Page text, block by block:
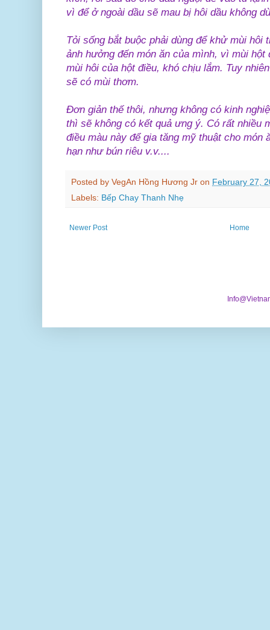
vì để ở ngoài dầu sẽ mau bị hôi dầu không
Tỏi sống bắt buộc phải dùng để khử mùi hôi
ảnh hưởng đến món ăn của mình, vì mùi
mùi hôi của hột điều, khó chịu lắm. Tuy
sẽ có mùi thơm.
Ðơn giản thế thôi, nhưng không có kinh
thì sẽ không có kết quả ưng ý. Có rất nhiều
điều màu này để gia tăng mỹ thuật cho món
hạn như bún riêu v.v....
Posted by VegAn Hồng Hương Jr on February 27,
Labels: Bếp Chay Thanh Nhẹ
Newer Post Home